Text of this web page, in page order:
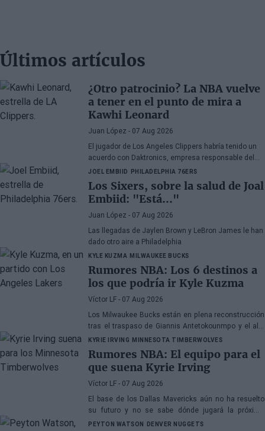
Últimos artículos
¿Otro patrocinio? La NBA vuelve
a tener en el punto de mira a
Kawhi Leonard
Juan López - 07 Aug 2026
El jugador de Los Angeles Clippers habría tenido un
acuerdo con Daktronics, empresa responsable del
videomarcador del Intuit Dome
JOEL EMBIID PHILADELPHIA 76ERS
Los Sixers, sobre la salud de Joal
Embiid: "Está..."
Juan López - 07 Aug 2026
Las llegadas de Jaylen Brown y LeBron James le han
dado otro aire a Philadelphia
KYLE KUZMA MILWAUKEE BUCKS
Rumores NBA: Los 6 destinos a
los que podría ir Kyle Kuzma
Víctor LF - 07 Aug 2026
Los Milwaukee Bucks están en plena reconstrucción
tras el traspaso de Giannis Antetokounmpo y el ala-
pívot podría ser el siguiente
KYRIE IRVING MINNESOTA TIMBERWOLVES
Rumores NBA: El equipo para el
que suena Kyrie Irving
Víctor LF - 07 Aug 2026
El base de los Dallas Mavericks aún no ha resuelto
su futuro y no se sabe dónde jugará la próxima
temporada
PEYTON WATSON DENVER NUGGETS